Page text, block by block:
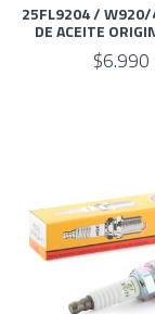
25FL9204 / W920/
DE ACEITE
$6.990